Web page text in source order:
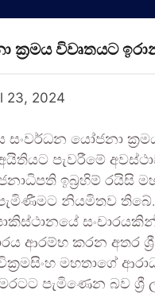
ක්‍රමය විවෘතයට
23, 2024
සංවර්ධන යෝජනා
පැවරීමේ
ඉබ්‍රහිම් රයිසි
පැමිණීමට නියමිතව
ආරම්භ කරන අතර ශ්‍රී
මහතාගේ
පැමිණෙන බව ශ්‍රී